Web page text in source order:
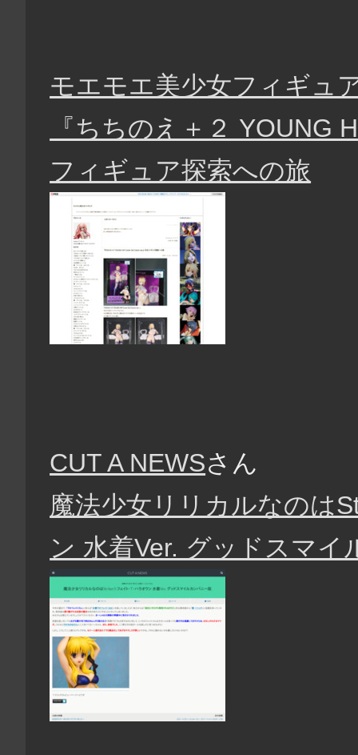
モエモエ美少女フィギュ
『ちちのえ＋２ YOUNG
フィギュア探索への旅
CUT A NEWSさん
魔法少女リリカルなのは
ン 水着Ver. グッドスマイ